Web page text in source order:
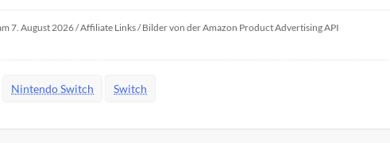
7. August 2026 / Affiliate Links / Bilder von der Amazon Product Advertising API
Nintendo Switch Switch